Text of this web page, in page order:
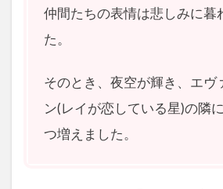
仲間たちの表情は悲しみに暮
た。
そのとき、夜空が輝き、エヴ
ン(レイが恋している星)の隣
つ増えました。